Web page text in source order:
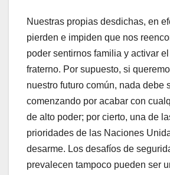
Nuestras propias desdichas, en
pierden e impiden que nos
poder sentirnos familia y activar
fraterno. Por supuesto, si
nuestro futuro común, nada debe
comenzando por acabar con
de alto poder; por cierto, una de
prioridades de las Naciones
desarme. Los desafíos de
prevalecen tampoco pueden ser